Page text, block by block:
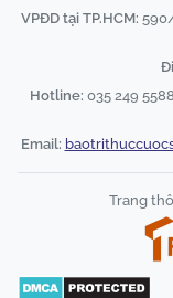
VPĐD tại TP.HCM:
Hotline: 035 249
Email:
Trang